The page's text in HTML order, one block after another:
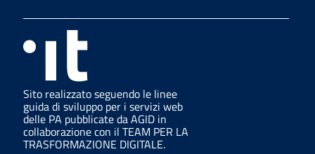
Sito realizzato seguendo le linee
guida di sviluppo per i servizi web
delle PA pubblicate da AGID in
collaborazione con il TEAM PER LA
TRASFORMAZIONE DIGITALE.